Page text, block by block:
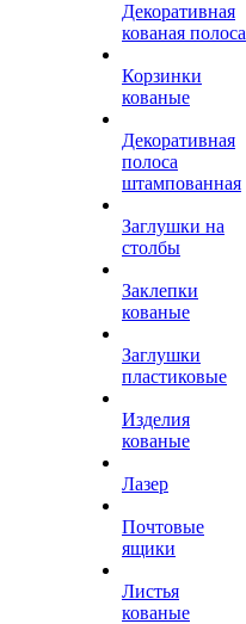
Декоративная
кованая полоса
Корзинки
кованые
Декоративная
полоса
штампованная
Заглушки на
столбы
Заклепки
кованые
Заглушки
пластиковые
Изделия
кованые
Лазер
Почтовые
ящики
Листья
кованые